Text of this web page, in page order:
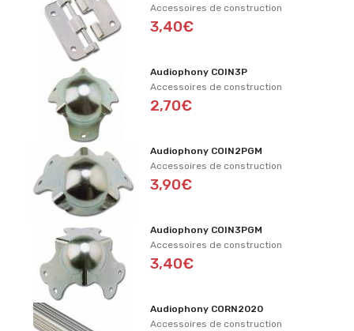
Accessoires de construction
3,40€
Audiophony COIN3P
Accessoires de construction
2,70€
Audiophony COIN2PGM
Accessoires de construction
3,90€
Audiophony COIN3PGM
Accessoires de construction
3,40€
Audiophony CORN2020
Accessoires de construction